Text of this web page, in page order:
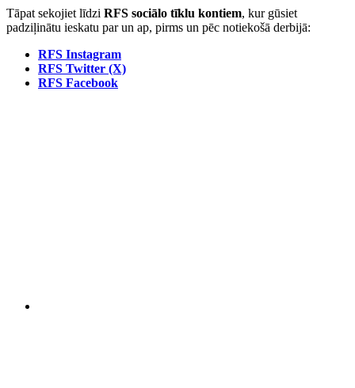
Tāpat sekojiet līdzi RFS sociālo tīklu kontiem, kur gūsiet
padziļinātu ieskatu par un ap, pirms un pēc notiekošā derbijā:
RFS Instagram
RFS Twitter (X)
RFS Facebook